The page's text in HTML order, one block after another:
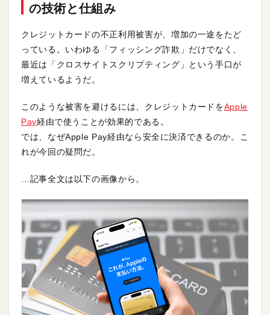
の技術と仕組み
クレジットカードの不正利用被害が、増加の一途をたど
っている。いわゆる「フィッシング詐欺」だけでなく、
最近は「クロスサイトスクリプティング」という手口が
増えているようだ。
このような被害を避けるには、クレジットカードをApple
Pay経由で使うことが効果的である。
では、なぜApple Pay経由なら安全に決済できるのか。こ
れが今回の疑問だ。
…記事全文は以下の画像から。